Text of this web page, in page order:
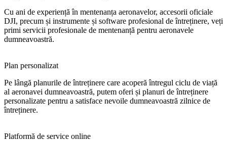
Cu ani de experiență în mentenanța aeronavelor, accesorii oficiale
DJI, precum și instrumente și software profesional de întreținere, veți
primi servicii profesionale de mentenanță pentru aeronavele
dumneavoastră.
Plan personalizat
Pe lângă planurile de întreținere care acoperă întregul ciclu de viață
al aeronavei dumneavoastră, putem oferi și planuri de întreținere
personalizate pentru a satisface nevoile dumneavoastră zilnice de
întreținere.
Platformă de service online